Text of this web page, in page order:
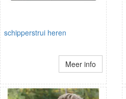
schipperstrui heren
Meer info